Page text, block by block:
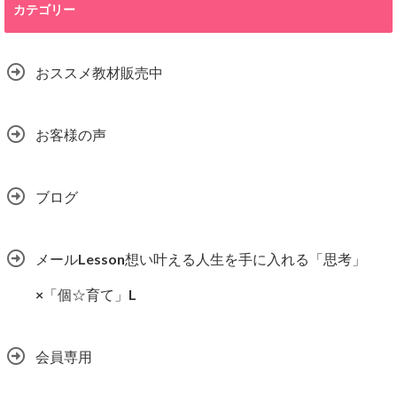
カテゴリー
おススメ教材販売中
お客様の声
ブログ
メールLesson想い叶える人生を手に入れる「思考」
×「個☆育て」L
会員専用